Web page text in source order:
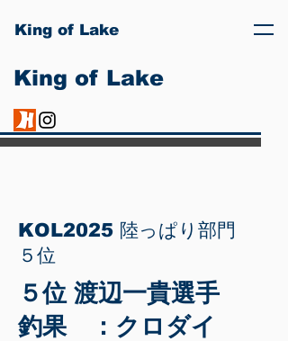
King of Lake
King of Lake
KOL2025 陸っぱり部門
５位
５位 渡辺一貴選手
釣果 ：クロダイ